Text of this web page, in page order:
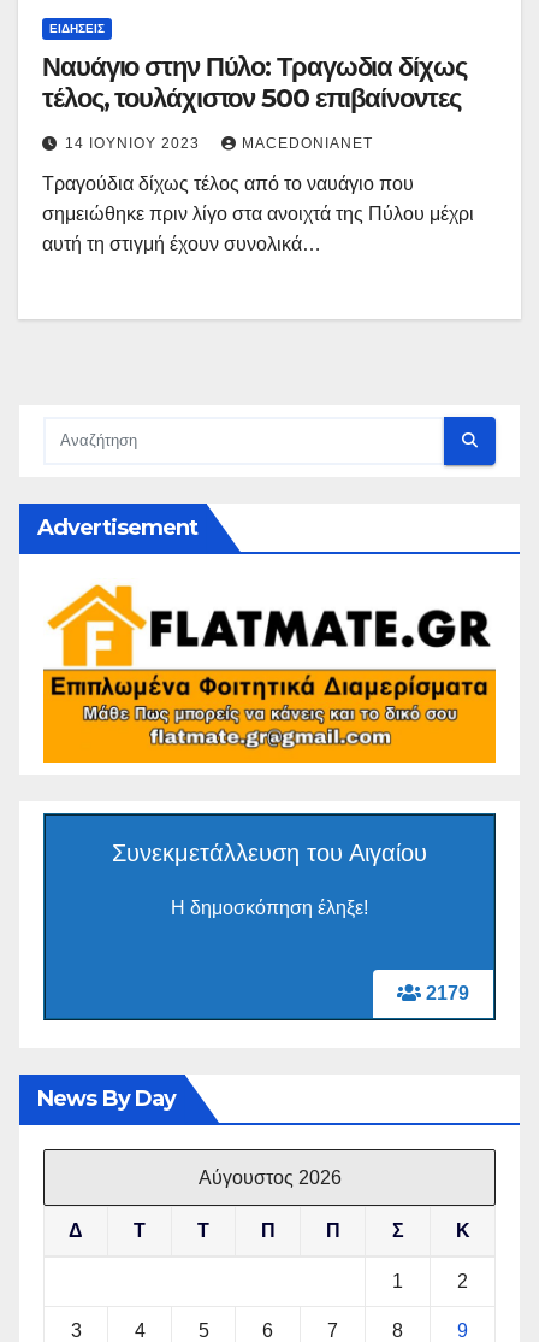
ΕΙΔΉΣΕΙΣ
Ναυάγιο στην Πύλο: Τραγωδια δίχως
τέλος, τουλάχιστον 500 επιβαίνοντες
14 ΙΟΥΝΊΟΥ 2023 MACEDONIANET
Τραγούδια δίχως τέλος από το ναυάγιο που
σημειώθηκε πριν λίγο στα ανοιχτά της Πύλου μέχρι
αυτή τη στιγμή έχουν συνολικά…
Advertisement
2179
Συνεκμετάλλευση του Αιγαίου
Η δημοσκόπηση έληξε!
News By Day
Αύγουστος 2026
Δ Τ Τ Π Π Σ Κ
1 2
3 4 5 6 7 8 9